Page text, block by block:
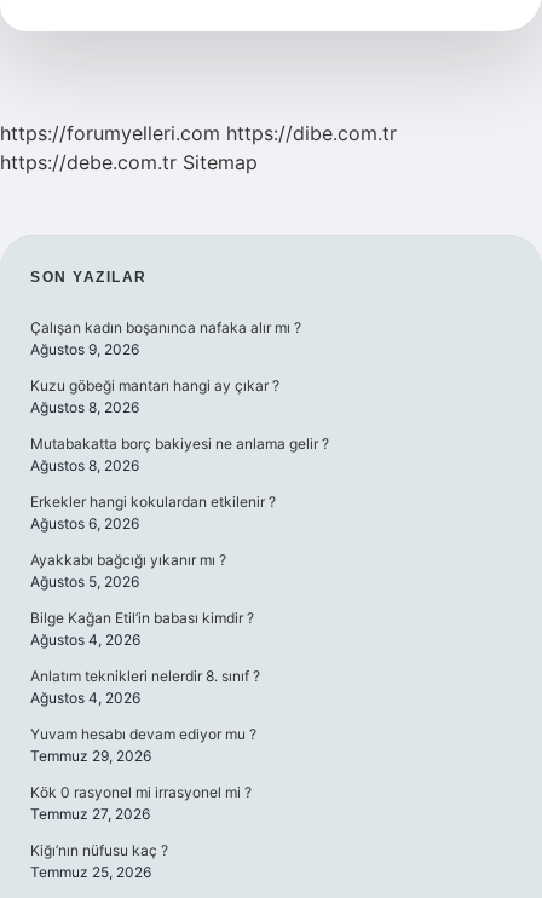
Kadar
https://forumyelleri.com https://dibe.com.tr
https://debe.com.tr Sitemap
SIDEBAR
SON YAZILAR
Çalışan kadın boşanınca nafaka alır mı ?
Ağustos 9, 2026
Kuzu göbeği mantarı hangi ay çıkar ?
Ağustos 8, 2026
Mutabakatta borç bakiyesi ne anlama gelir ?
Ağustos 8, 2026
Erkekler hangi kokulardan etkilenir ?
Ağustos 6, 2026
Ayakkabı bağcığı yıkanır mı ?
Ağustos 5, 2026
Bilge Kağan Etil’in babası kimdir ?
Ağustos 4, 2026
Anlatım teknikleri nelerdir 8. sınıf ?
Ağustos 4, 2026
Yuvam hesabı devam ediyor mu ?
Temmuz 29, 2026
Kök 0 rasyonel mi irrasyonel mi ?
Temmuz 27, 2026
Kiğı’nın nüfusu kaç ?
Temmuz 25, 2026